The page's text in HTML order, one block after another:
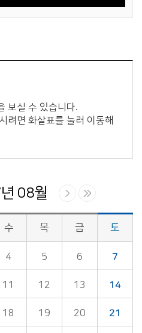
보실 수 있습니다.
려면 화살표를 눌러 이동해
08월
수 목 금 토
4 5 6 7
11 12 13 14
18 19 20 21